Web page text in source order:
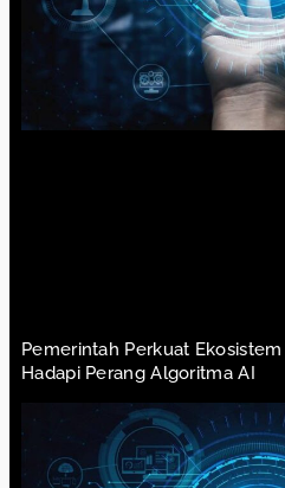
Pemerintah Perkuat
Hadapi Perang Algoritma AI